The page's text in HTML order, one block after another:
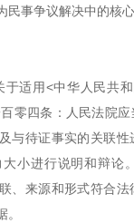
民事争议解决中的核心
于适用<中华人民共
百零四条：人民法院
与待证事实的关联
小进行说明和辩论
、来源和形式符合